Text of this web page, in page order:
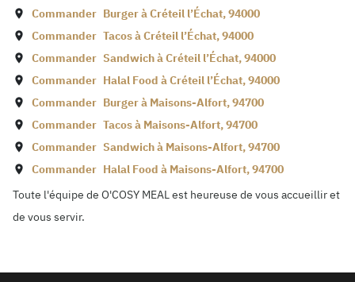
Commander Burger àCréteil l’Échat,94000
Commander Tacos àCréteil l’Échat,94000
Commander Sandwich àCréteil l’Échat,94000
Commander Halal Food àCréteil l’Échat,94000
Commander Burger à Maisons-Alfort,94700
Commander Tacos à Maisons-Alfort,94700
Commander Sandwich à Maisons-Alfort,94700
Commander Halal Food à Maisons-Alfort,94700
Toute l'équipe de O'COSY MEAL est heureuse de vous accueillir et
de vous servir.